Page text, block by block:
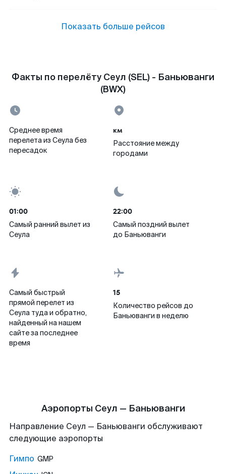
Показать больше рейсов
Факты по перелёту Сеул (SEL) - Баньюванги
(BWX)
Среднее время
перелета из Сеула без
пересадок
км
Расстояние между
городами
01:00
Самый ранний вылет из
Сеула
22:00
Самый поздний вылет
до Баньюванги
Самый быстрый
прямой перелет из
Сеула туда и обратно,
найденный на нашем
сайте за последнее
время
15
Количество рейсов до
Баньюванги в неделю
Аэропорты Сеул — Баньюванги
Направление Сеул — Баньюванги обслуживают
следующие аэропорты
Гимпо GMP